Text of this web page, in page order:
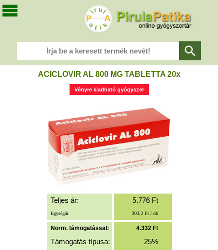
ACICLOVIR AL 800 MG TABLETTA 20x
Vényre kiadható gyógyszer
Teljes ár: 5.776Ft
Egységár: 303,2 Ft / db
Norm. támogatással: 4.332Ft
Támogatás típusa: 25%